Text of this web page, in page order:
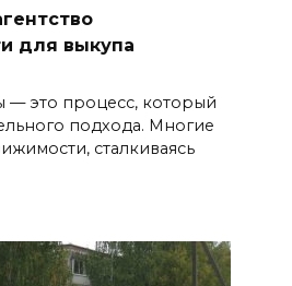
для выкупа
— это процесс, который
подхода. Многие
сталкиваясь